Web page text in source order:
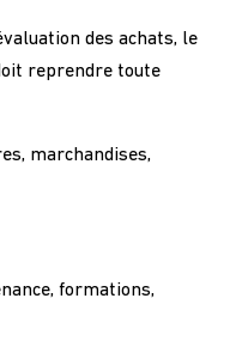
des achats, le
reprendre toute
marchandises,
formations,